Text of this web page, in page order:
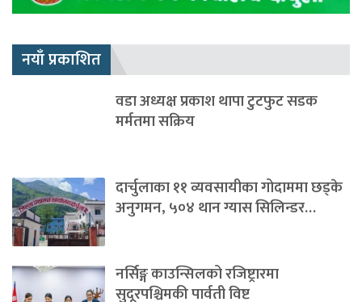
नयाँ प्रकाशित
वडा अध्यक्ष प्रकाश थापा टुटफुट सडक
मर्मतमा सक्रिय
दार्चुलाका ११ व्यवसायीका गोदाममा छड्के
अनुगमन, ५०४ थान ग्यास सिलिन्डर…
नर्सिङ्ग काउन्सिलको रजिष्ट्रारमा
सुदूरपश्चिमकी पार्वती विष्ट